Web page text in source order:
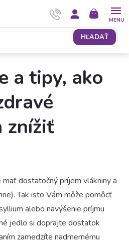
HĽADAŤ
NÁKUPNÝ
KOŠÍK
a tipy, ako
znížiť
dostatočný príjem vlákniny a
Tak isto Vám môže pomôcť
alebo navýšenie príjmu
jedlo si doprajte dostatok
zamedzíte nadmernému